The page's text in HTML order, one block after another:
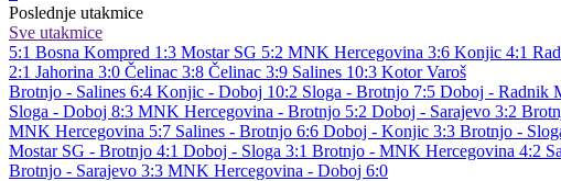
Poslednje utakmice
Sve utakmice
5:1 Bosna Kompred 1:3 Mostar SG 5:2 MNK Hercegovina 3:6 Konjic 4:1
2:1 Jahorina 3:0 Čelinac 3:8 Čelinac 3:9 Salines 10:3 Kotor Varoš
Brotnjo - Salines 6:4 Konjic - Doboj 10:2 Sloga - Brotnjo 7:5 Doboj - Radnik
Sloga - Doboj 8:3 MNK Hercegovina - Brotnjo 5:2 Doboj - Sarajevo 3:2
MNK Hercegovina 5:7 Salines - Brotnjo 6:6 Doboj - Konjic 3:3 Brotnjo -
Mostar SG - Brotnjo 4:1 Doboj - Sloga 3:1 Brotnjo - MNK Hercegovina 4:2
Brotnjo - Sarajevo 3:3 MNK Hercegovina - Doboj 6:0